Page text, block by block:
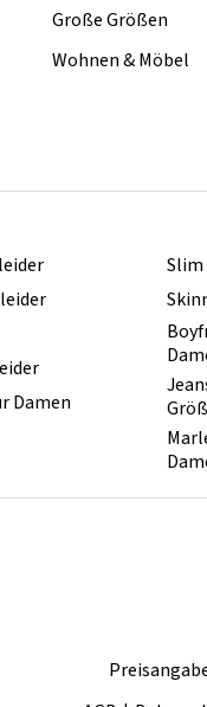
Große Größen
Wohnen & Möbel
Damen
Slim